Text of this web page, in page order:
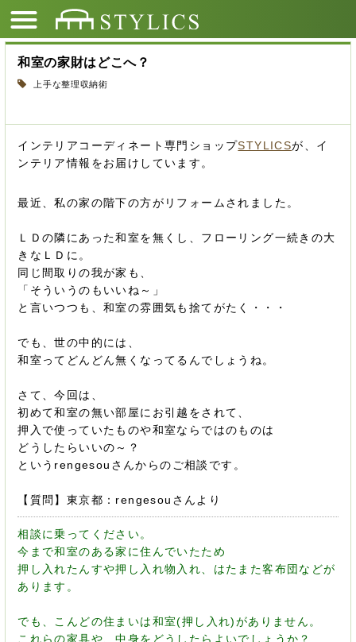
和室の家財はどこへ？
上手な整理収納術
インテリアコーディネート専門ショップSTYLICSが、イ
ンテリア情報をお届けしています。
最近、私の家の階下の方がリフォームされました。
ＬＤの隣にあった和室を無くし、フローリング一続きの大
きなＬＤに。
同じ間取りの我が家も、
「そういうのもいいね～」
と言いつつも、和室の雰囲気も捨てがたく・・・
でも、世の中的には、
和室ってどんどん無くなってるんでしょうね。
さて、今回は、
初めて和室の無い部屋にお引越をされて、
押入で使っていたものや和室ならではのものは
どうしたらいいの～？
というrengesouさんからのご相談です。
【質問】東京都：rengesouさんより
相談に乗ってください。
今まで和室のある家に住んでいたため
押し入れたんすや押し入れ物入れ、はたまた客布団などが
あります。
でも、こんどの住まいは和室(押し入れ)がありません。
これらの家具や、中身をどうしたらよいでしょうか？